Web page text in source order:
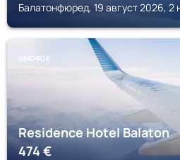
Балатонфюред, 19 август 2026, 2
ШИОФОК
Residence Hotel Balaton
474€